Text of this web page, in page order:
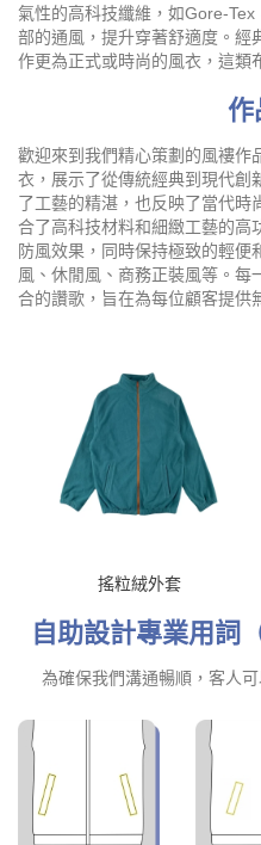
氣性的高科技纖維，如Gore-
部的通風，提升穿著舒適度。經
作更為正式或時尚的風衣，這類
作
歡迎來到我們精心策劃的風褸作
衣，展示了從傳統經典到現代創
了工藝的精湛，也反映了當代時
合了高科技材料和細緻工藝的高
防風效果，同時保持極致的輕
風、休閒風、商務正裝風等。每
合的讚歌，旨在為每位顧客提供
搖粒絨外套
自助設計專業用詞
為確保我們溝通暢順，客人